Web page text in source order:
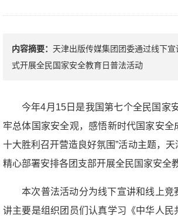
内容摘要： 天津出版传媒集团团委通过线下
式开展全民国家安全教育日普法活动
今年4月15日是我国第七个全民国家
牢总体国家安全观，感悟新时代国家安全
十大胜利召开营造良好氛围”活动主题，
精心部署安排各团支部开展全民国家安全
本次普法活动分为线下宣讲和线上竞
讲主要是组织团员们认真学习《中华人民